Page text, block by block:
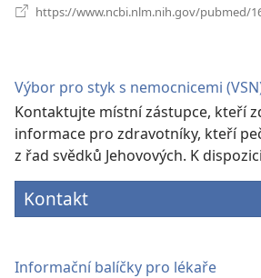
https://www.ncbi.nlm.nih.gov/pubmed/
Výbor pro styk s nemocnicemi
Kontaktujte místní zástupce, kteří
informace pro zdravotníky, kteří
z řad svědků Jehovových. K
Kontakt
Informační balíčky pro lékaře